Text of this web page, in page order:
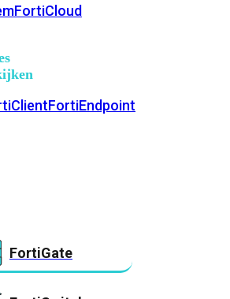
FortiCloud
FortiEndpoint
FortiGate